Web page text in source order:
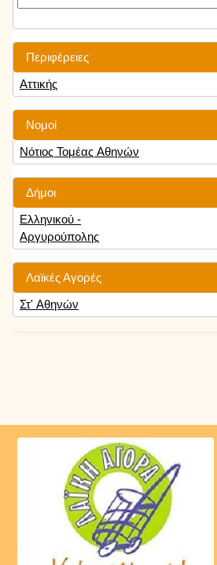
Περιφέρειες
Αττικής
Νομοί
Νότιος Τομέας Αθηνών
Δήμοι
Ελληνικού -
Αργυρούπολης
Λαϊκές Αγορές
Στ' Αθηνών